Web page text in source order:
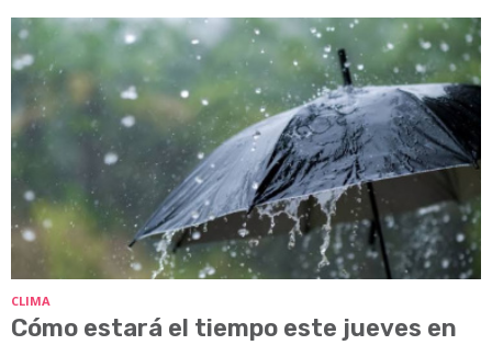
CLIMA
Cómo estará el tiempo este jueves en